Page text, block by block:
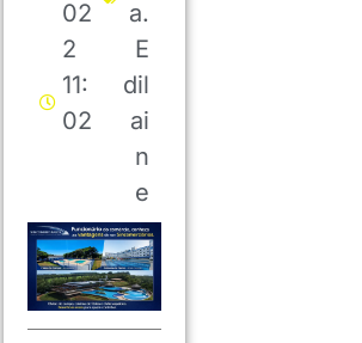
02
2
11:
02
a.
E
dil
ai
n
e